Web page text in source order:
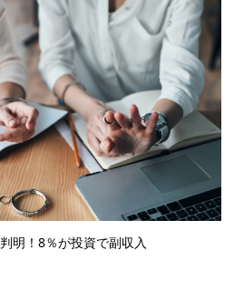
明！8％が投資で副収入